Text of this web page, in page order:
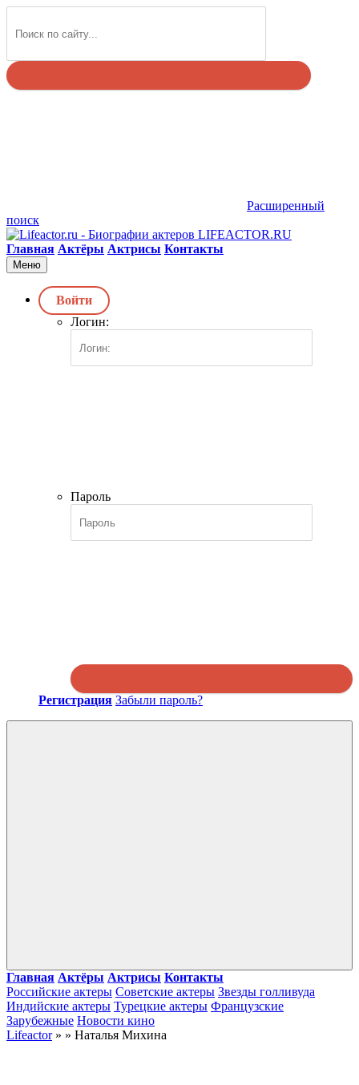
Расширенный
поиск
LIFEACTOR.RU
Главная Актёры Актрисы Контакты
Меню
Войти
Логин:
Пароль
Регистрация Забыли пароль?
Главная Актёры Актрисы Контакты
Российские актеры Советские актеры Звезды голливуда
Индийские актеры Турецкие актеры Французские
Зарубежные Новости кино
Lifeactor» » Наталья Михина